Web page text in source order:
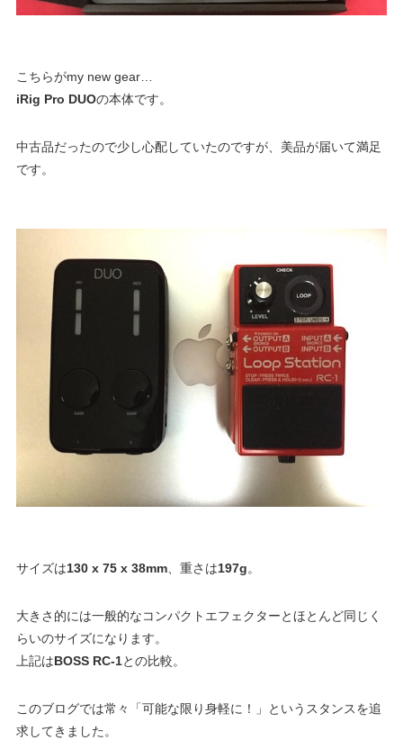
こちらがmy new gear…
iRig Pro DUOの本体です。
中古品だったので少し心配していたのですが、美品が届いて満足
です。
サイズは130 x 75 x 38mm、重さは197g。
大きさ的には一般的なコンパクトエフェクターとほとんど同じく
らいのサイズになります。
上記はBOSS RC-1との比較。
このブログでは常々「可能な限り身軽に！」というスタンスを追
求してきました。